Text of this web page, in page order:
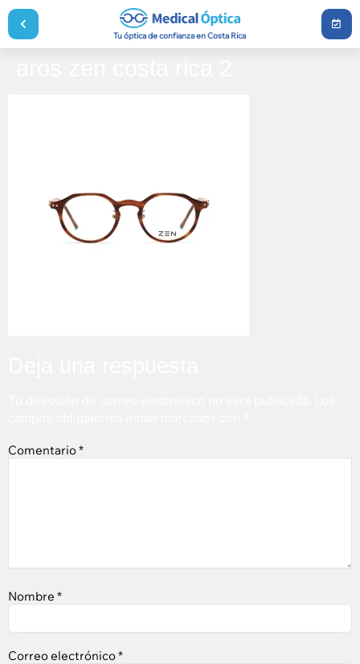
Tu óptica de confianza en Costa Rica
Comentario*
Nombre *
Correo electrónico*